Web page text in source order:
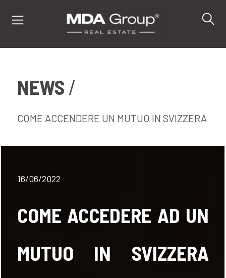
NEWS
COME ACCENDERE UN MUTUO IN SVIZZERA
16/06/2022
COME ACCEDERE AD UN
MUTUO IN SVIZZERA
IMMOBILI
ACQUISTA
VENDI